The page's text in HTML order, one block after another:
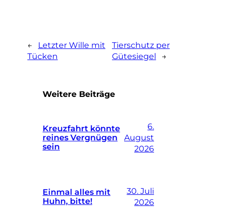
←
Letzter Wille mit
Tücken
Tierschutz per
Gütesiegel
→
Weitere Beiträge
Kreuzfahrt könnte
reines Vergnügen
sein
6.
August
2026
Einmal alles mit
Huhn, bitte!
30. Juli
2026